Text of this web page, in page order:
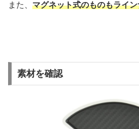
また、 マグネット式のものもライ
素材を確認